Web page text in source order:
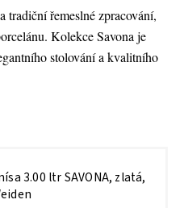
tradiční řemeslné zpracování,
Kolekce Savona je
stolování a kvalitního
3.00 ltr SAVONA, zlatá,